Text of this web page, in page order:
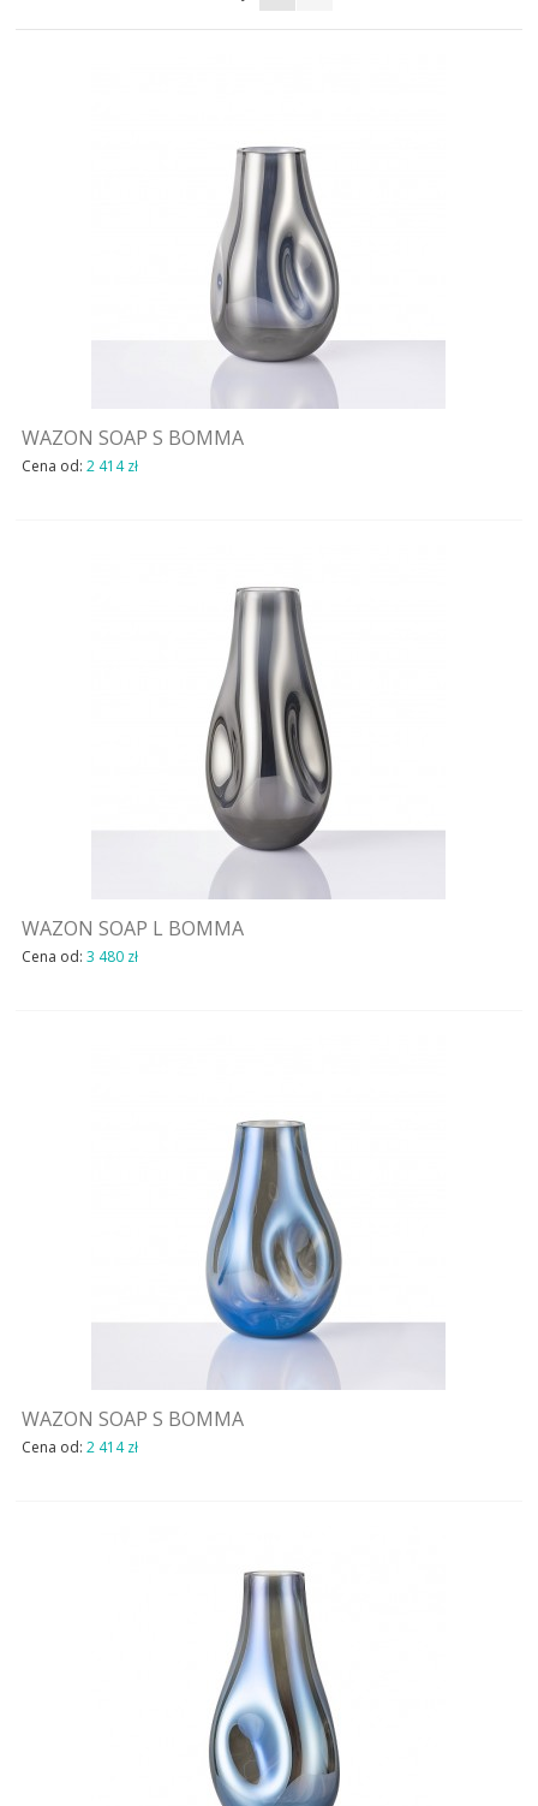
AKTUALNOSCI
WAZON SOAP S BOMMA
Cena od: 2 414 zł
WAZON SOAP L BOMMA
Cena od: 3 480 zł
WAZON SOAP S BOMMA
Cena od: 2 414 zł